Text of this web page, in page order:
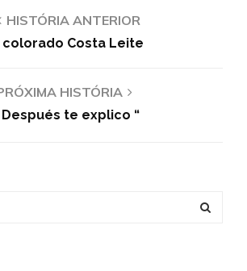
HISTÓRIA ANTERIOR
colorado Costa Leite
HISTÓRIA
Después te explico “